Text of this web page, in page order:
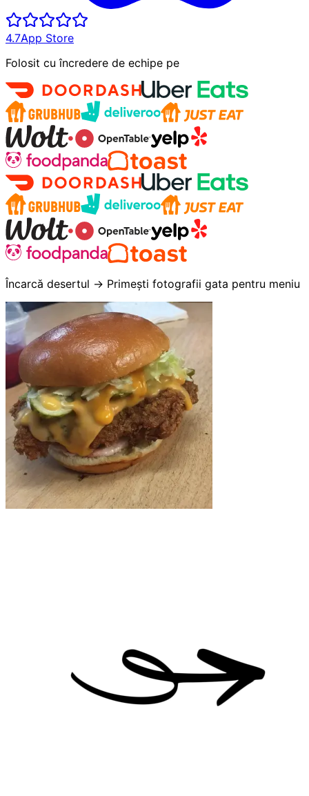
4.7App Store
Folosit cu încredere de echipe pe
Încarcă desertul → Primești fotografii gata pentru meniu